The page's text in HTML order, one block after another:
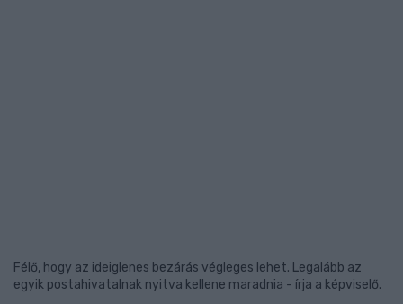
Félő, hogy az ideiglenes bezárás végleges lehet. Legalább az
egyik postahivatalnak nyitva kellene maradnia - írja a képviselő.